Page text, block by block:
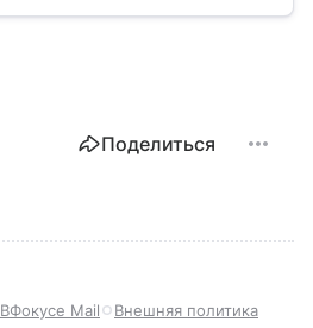
Поделиться
ВФокусе Mail Внешняя политика